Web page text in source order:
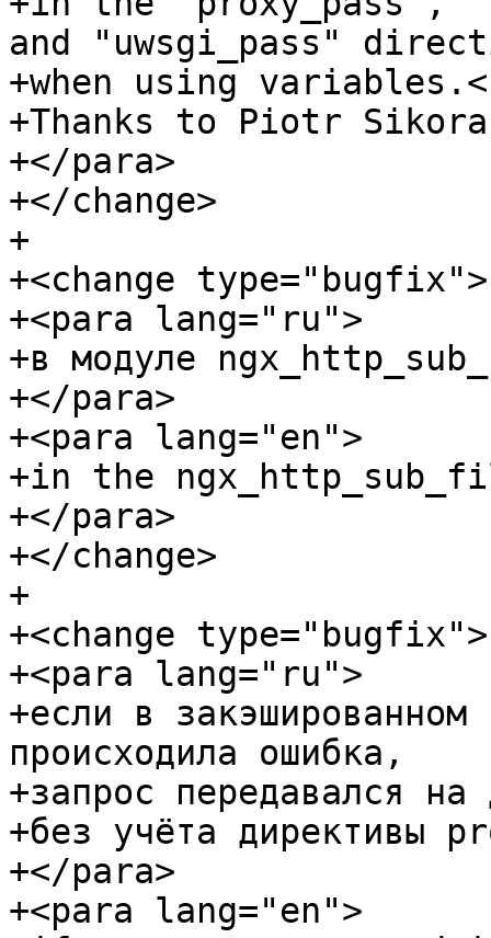
and "uwsgi_pass"
+when using
+Thanks to Piotr
+</para>
+</change>
+
+<change type="bugfix">
+<para lang="ru">
+в модуле
+</para>
+<para lang="en">
+in the
+</para>
+</change>
+
+<change type="bugfix">
+<para lang="ru">
+если в
происходила ошибка,
+запрос передавался на
+без учёта директивы
+</para>
+<para lang="en">